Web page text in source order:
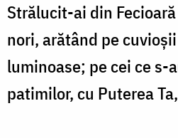
Strălucit-ai din
nori, arătând pe
luminoase; pe cei ce
patimilor, cu Puterea